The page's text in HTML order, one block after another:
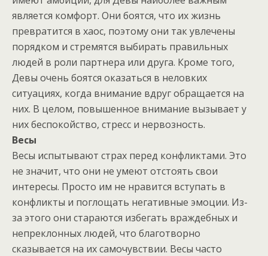
является комфорт. Они боятся, что их жизнь
превратится в хаос, поэтому они так увлечены
порядком и стремятся выбирать правильных
людей в роли партнера или друга. Кроме того,
Девы очень боятся оказаться в неловких
ситуациях, когда внимание вдруг обращается на
них. В целом, повышенное внимание вызывает у
них беспокойство, стресс и нервозность.
Весы
Весы испытывают страх перед конфликтами. Это
не значит, что они не умеют отстоять свои
интересы. Просто им не нравится вступать в
конфликты и поглощать негативные эмоции. Из-
за этого они стараются избегать враждебных и
непреклонных людей, что благотворно
сказывается на их самочувствии. Весы часто